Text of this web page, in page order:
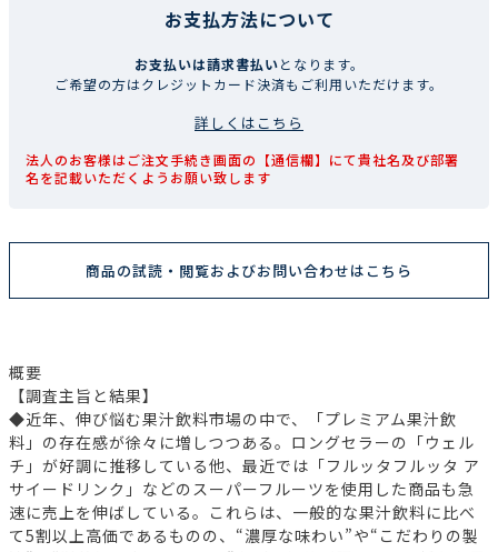
お支払方法について
お支払いは請求書払いとなります。
ご希望の方はクレジットカード決済もご利用いただけます。
詳しくはこちら
法人のお客様はご注文手続き画面の【通信欄】にて貴社名及び部署
名を記載いただくようお願い致します
商品の試読・閲覧およびお問い合わせはこちら
概要
【調査主旨と結果】
◆近年、伸び悩む果汁飲料市場の中で、「プレミアム果汁飲
料」の存在感が徐々に増しつつある。ロングセラーの「ウェル
チ」が好調に推移している他、最近では「フルッタフルッタ ア
サイードリンク」などのスーパーフルーツを使用した商品も急
速に売上を伸ばしている。これらは、一般的な果汁飲料に比べ
て5割以上高価であるものの、“濃厚な味わい”や“こだわりの製